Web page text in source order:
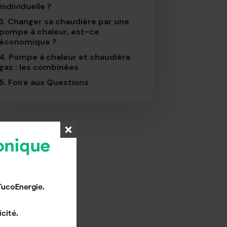
individuelle ?
3. Changer sa chaudière par une
pompe à chaleur, est-ce
économique ?
4. Pompe à chaleur et chaudière
gaz : les combinées
5. Foire aux Questions